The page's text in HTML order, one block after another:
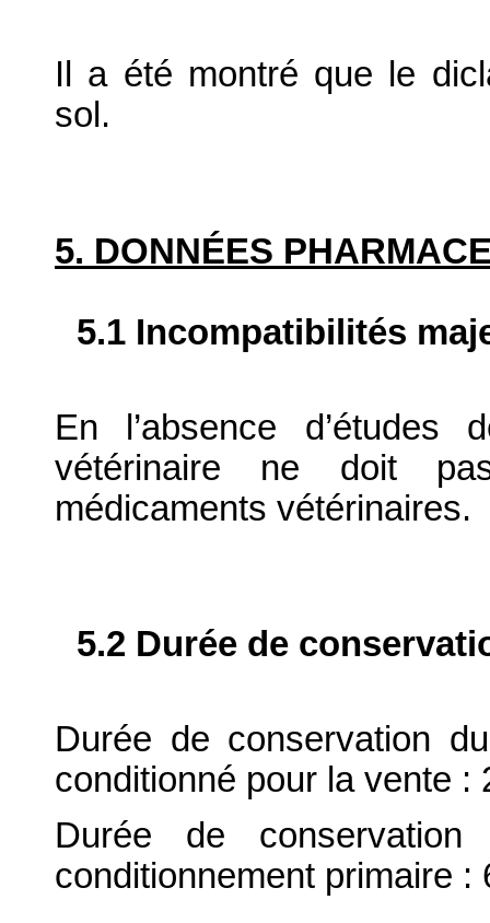
Il a été montré que le
sol.
5. DONNÉES
5.1 Incompatibilités
En l’absence d’études
vétérinaire ne doit
médicaments vétérinaires.
5.2 Durée de
Durée de conservation
conditionné pour la vente :
Durée de
conditionnement primaire :